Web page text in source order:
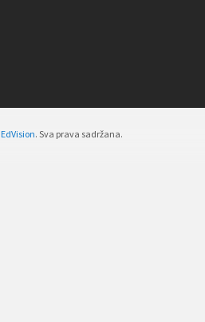
EdVision. Sva prava sadržana.